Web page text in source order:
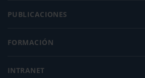
PUBLICACIONES
FORMACIÓN
INTRANET